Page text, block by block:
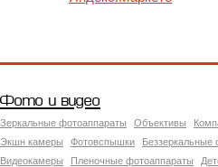
Фото и видео
Зеркальные фотоаппараты Объективы
Экшн камеры
Фотовспышки
Беззеркальные
Видеокамеры
Пленочные фотоаппараты